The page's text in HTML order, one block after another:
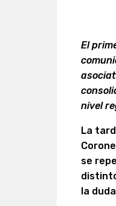
El
nivel
La
se
la